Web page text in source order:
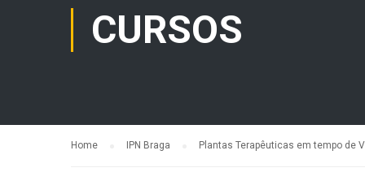
CURSOS
Home IPN Braga Plantas Terapêuticas em tempo de